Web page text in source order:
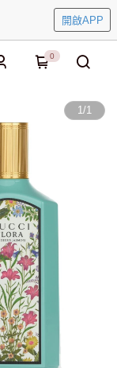
開啟APP
0
1/1